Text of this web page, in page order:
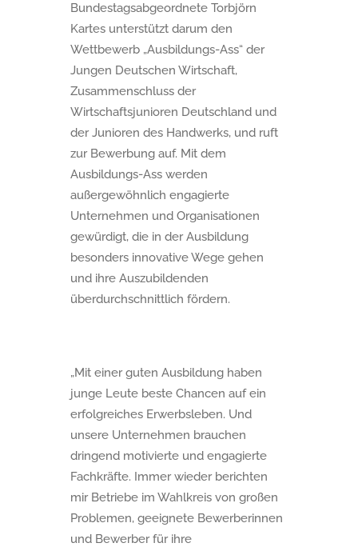
Bundestagsabgeordnete Torbjörn
Kartes unterstützt darum den
Wettbewerb „Ausbildungs-Ass“ der
Jungen Deutschen Wirtschaft,
Zusammenschluss der
Wirtschaftsjunioren Deutschland und
der Junioren des Handwerks, und ruft
zur Bewerbung auf. Mit dem
Ausbildungs-Ass werden
außergewöhnlich engagierte
Unternehmen und Organisationen
gewürdigt, die in der Ausbildung
besonders innovative Wege gehen
und ihre Auszubildenden
überdurchschnittlich fördern.
„Mit einer guten Ausbildung haben
junge Leute beste Chancen auf ein
erfolgreiches Erwerbsleben. Und
unsere Unternehmen brauchen
dringend motivierte und engagierte
Fachkräfte. Immer wieder berichten
mir Betriebe im Wahlkreis von großen
Problemen, geeignete Bewerberinnen
und Bewerber für ihre